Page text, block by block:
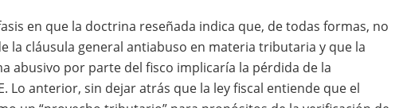
en que la doctrina reseñada indica que, de todas formas, no
la cláusula general antiabuso en materia tributaria y que la
abusivo por parte del fisco implicaría la pérdida de la
Lo anterior, sin dejar atrás que la ley fiscal entiende que el